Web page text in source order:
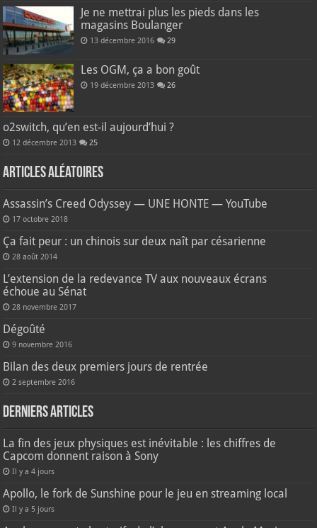
Je ne mettrai plus les pieds dans les
magasins Boulanger
13 décembre 2016 29
Les OGM, ça a bon goût
19 décembre 2013 26
o2switch, qu’en est-il aujourd’hui ?
12 décembre 2013 25
Articles aléatoires
Assassin’s Creed Odyssey — UNE HONTE — YouTube
17 octobre 2018
Ça fait peur : un chinois sur deux naît par césarienne
28 août 2014
L’extension de la redevance TV aux nouveaux écrans
échoue au Sénat
28 novembre 2017
Dégoûté
9 novembre 2016
Bilan des deux premiers jours de rentrée
2 septembre 2016
Derniers articles
La fin des jeux physiques est inévitable : les chiffres de
Capcom donnent raison à Sony
Il y a 4 jours
Apollo, le fork de Sunshine pour le jeu en streaming local
Il y a 5 jours